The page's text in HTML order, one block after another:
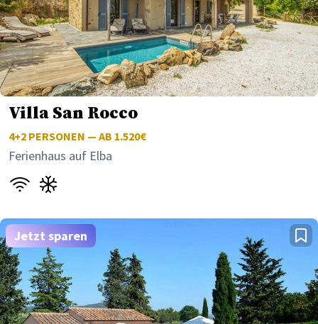
Villa San Rocco
4+2 PERSONEN — AB 1.520€
Ferienhaus auf Elba
Jetzt sparen